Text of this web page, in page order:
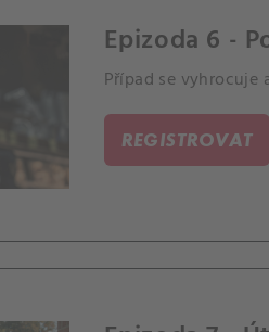
Epizoda 6 -
Případ se vyhrocuje
REGISTROVAT